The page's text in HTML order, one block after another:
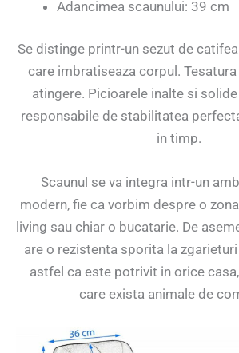
Adancimea scaunului: 39 cm
Se distinge printr-un sezut de
care imbratiseaza corpul.
atingere. Picioarele inalte si
responsabile de stabilitatea
in timp.
Scaunul se va integra intr-un
modern, fie ca vorbim despre o
living sau chiar o bucatarie. De
are o rezistenta sporita la
astfel ca este potrivit in orice
care exista animale de